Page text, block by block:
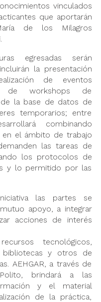
vinculados
que aportarán
de los Milagros
egresadas serán
la presentación
de eventos
de workshops de
la base de datos de
temporarios; entre
combinando
en el ámbito de trabajo
las tareas de
los protocolos de
y lo permitido por las
las partes se
apoyo, a integrar
acciones de interés
tecnológicos,
bibliotecas y otros de
AEHGAR, a través de
brindará a las
y el material
de la práctica,